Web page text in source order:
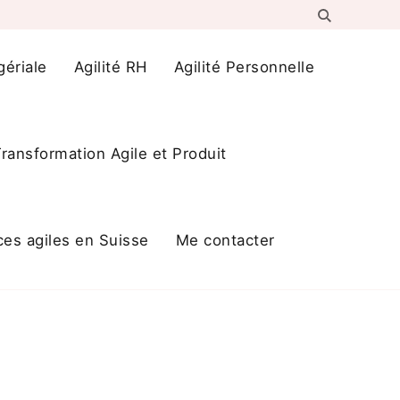
Agilité RH Agilité Personnelle
Agile et Produit
agiles en Suisse Me contacter